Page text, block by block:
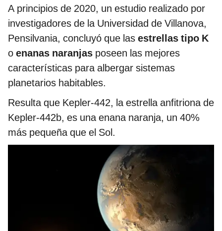
A principios de 2020, un estudio realizado por
investigadores de la Universidad de Villanova,
Pensilvania, concluyó que las estrellas tipo K
o enanas naranjas poseen las mejores
características para albergar sistemas
planetarios habitables.
Resulta que Kepler-442, la estrella anfitriona de
Kepler-442b, es una enana naranja, un 40%
más pequeña que el Sol.